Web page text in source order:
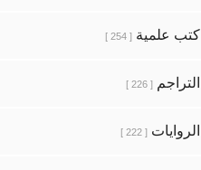
كتب علمية [ 254 ]
التراجم [ 226 ]
الروايات [ 222 ]